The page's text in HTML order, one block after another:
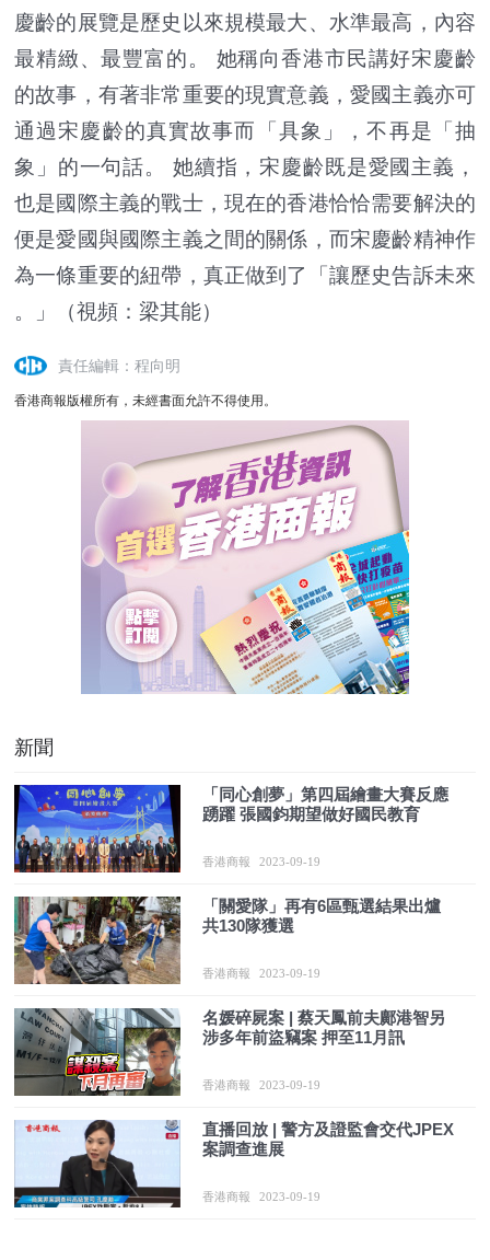
慶齡的展覽是歷史以來規模最大、水準最高，內容
最精緻、最豐富的。 她稱向香港市民講好宋慶齡
的故事，有著非常重要的現實意義，愛國主義亦可
通過宋慶齡的真實故事而「具象」，不再是「抽
象」的一句話。 她續指，宋慶齡既是愛國主義，
也是國際主義的戰士，現在的香港恰恰需要解決的
便是愛國與國際主義之間的關係，而宋慶齡精神作
為一條重要的紐帶，真正做到了「讓歷史告訴未來
。」（視頻：梁其能）
責任編輯：程向明
香港商報版權所有，未經書面允許不得使用。
新聞
「同心創夢」第四屆繪畫大賽反應
踴躍 張國鈞期望做好國民教育
香港商報 2023-09-19
「關愛隊」再有6區甄選結果出爐
共130隊獲選
香港商報 2023-09-19
名媛碎屍案 | 蔡天鳳前夫鄺港智另
涉多年前盜竊案 押至11月訊
香港商報 2023-09-19
直播回放 | 警方及證監會交代JPEX
案調查進展
香港商報 2023-09-19